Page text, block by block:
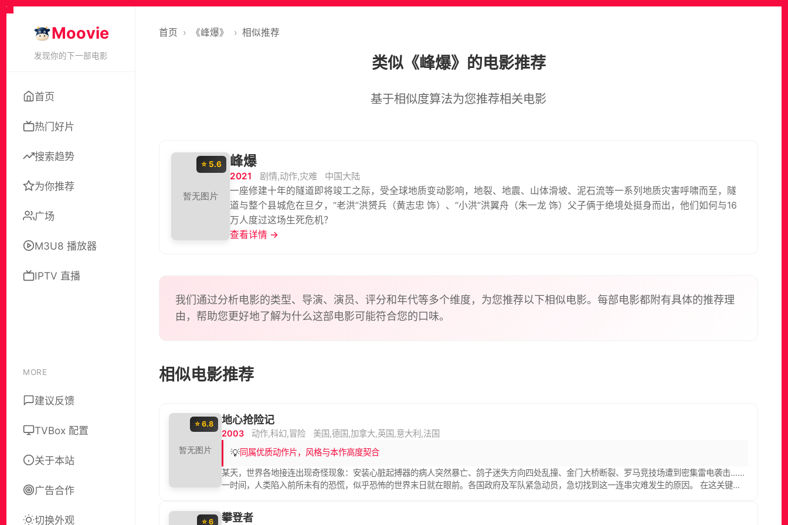
Moovie
发现你的下一部电影
首页
热门好片
搜索趋势
为你推荐
广场
M3U8 播放器
IPTV 直播
MORE
建议反馈
TVBox 配置
关于本站
广告合作
切换外观
首页 › 《峰爆》 › 相似推荐
类似《峰爆》的电影推荐
基于相似度算法为您推荐相关电影
⭐ 5.6 峰爆
2021 剧情,动作,灾难
中国大陆
一座修建十年的隧道即将竣工之际，受全球地质变动影响，地裂、地震、山体滑坡、泥石流等一系列地质灾害呼啸而至，隧
道与整个县城危在旦夕，“老洪”洪赟兵（黄志忠 饰）、“小洪”洪翼舟（朱一龙 饰）父子俩于绝境处挺身而出，他们如何与16
万人度过这场生死危机？
查看详情 →
我们通过分析电影的类型、导演、演员、评分和年代等多个维度，为您推荐以下相似电影。每部电影都附有具体的推荐理
由，帮助您更好地了解为什么这部电影可能符合您的口味。
相似电影推荐
⭐ 6.8 地心抢险记
2003 动作,科幻,冒险 美国,德国,加拿大,英国,意大利,法国
💡同属优质动作片，风格与本作高度契合
某天，世界各地接连出现奇怪现象：安装心脏起搏器的病人突然暴亡、鸽子迷失方向四处乱撞、金门大桥断裂、罗马竞技场遭到密集雷电袭击……
一时间，人类陷入前所未有的恐慌，似乎恐怖的世界末日就在眼前。各国政府及军队紧急动员，急切找到这一连串灾难发生的原因。 在这关键时
和地球，乔许以及蕾贝卡·柴德（希拉里·斯万克 Hilary Swank 饰）、罗伯特·艾维森（布鲁斯·格林伍德 Bruce Greenwood 饰）等专家组成一支
救援小组，共同前往地球中心实行艰巨而充满危险的拯救任务。人类的命运命悬一线……
⭐ 6 攀登者